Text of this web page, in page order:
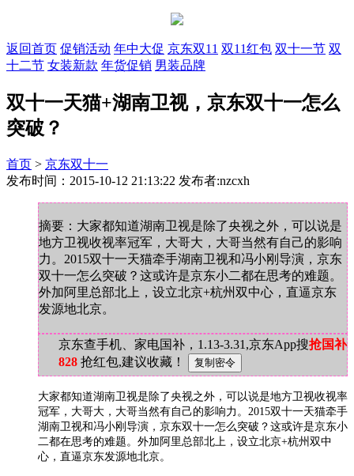
返回首页 促销活动 年中大促 京东双11 双11红包 双十一节 双
十二节 女装新款 年货促销 男装品牌
双十一天猫+湖南卫视，京东双十一怎么
突破？
首页 > 京东双十一
发布时间：2015-10-12 21:13:22 发布者:nzcxh
摘要：大家都知道湖南卫视是除了央视之外，可以说是
地方卫视收视率冠军，大哥大，大哥当然有自己的影响
力。2015双十一天猫牵手湖南卫视和冯小刚导演，京东
双十一怎么突破？这或许是京东小二都在思考的难题。
外加阿里总部北上，设立北京+杭州双中心，直逼京东
发源地北京。
京东查手机、家电国补，1.13-3.31,京东App搜抢国补
828 抢红包,建议收藏！
大家都知道湖南卫视是除了央视之外，可以说是地方卫视收视率
冠军，大哥大，大哥当然有自己的影响力。2015双十一天猫牵手
湖南卫视和冯小刚导演，京东双十一怎么突破？这或许是京东小
二都在思考的难题。外加阿里总部北上，设立北京+杭州双中
心，直逼京东发源地北京。